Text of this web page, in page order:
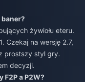
żywiołu eteru.
Czekaj na wersję 2.7,
prostszy styl gry.
decyzji.
F2P a P2W?